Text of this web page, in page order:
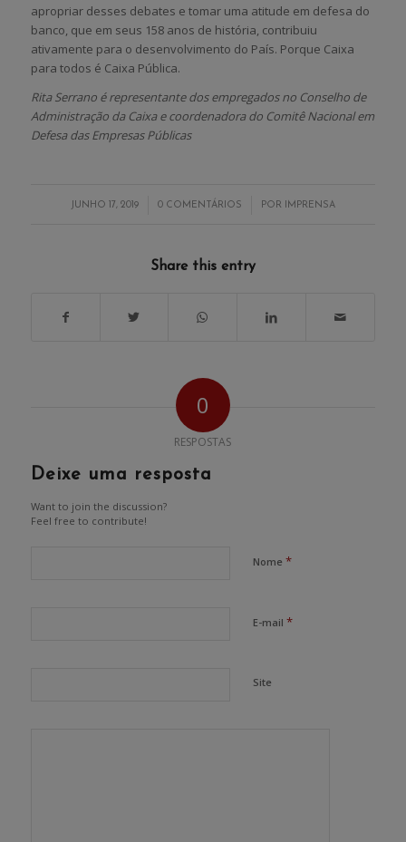
apropriar desses debates e tomar uma atitude em defesa do
banco, que em seus 158 anos de história, contribuiu
ativamente para o desenvolvimento do País. Porque Caixa
para todos é Caixa Pública.
Rita Serrano é representante dos empregados no Conselho de
Administração da Caixa e coordenadora do Comitê Nacional em
Defesa das Empresas Públicas
JUNHO 17, 2019
/ 0 COMENTÁRIOS
/ POR IMPRENSA
Share this entry
0
RESPOSTAS
Deixe uma resposta
Want to join the discussion?
Feel free to contribute!
Nome *
E-mail *
Site